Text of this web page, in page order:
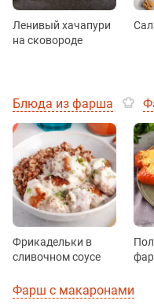
Ленивый хачапури
на сковороде
Блюда из фарша
Фрикадельки в
сливочном соусе
Фарш с макаронами